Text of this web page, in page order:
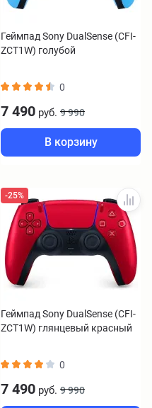
Геймпад Sony DualSense (CFI-
ZCT1W) голубой
0
7 490 руб. 9 990
В корзину
-25%
Геймпад Sony DualSense (CFI-
ZCT1W) глянцевый красный
0
7 490 руб. 9 990